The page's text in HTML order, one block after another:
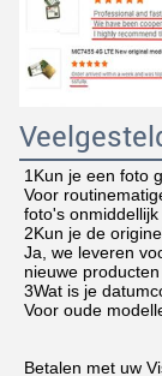
1Kun je een foto
Voor
foto's
2Kun je de
Ja, we leveren
nieuwe
3Wat is je
Voor oude
Betalen met uw